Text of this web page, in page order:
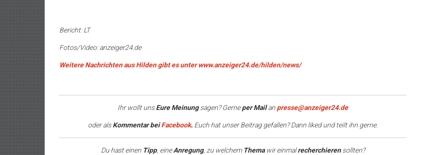
Bericht: LT
Fotos/Video: anzeiger24.de
Weitere Nachrichten aus Hilden gibt es unter www.anzeiger24.de/hilden/news/
Ihr wollt unsEure Meinungsagen? Gerneper Mailanpresse@anzeiger24.de
oder alsKommentar beiFacebook. Euch hat unser Beitrag gefallen? Dann liked und teilt ihn gerne.
Du hast einen Tipp, eineAnregung, zu welchem Themawir einmalrecherchierensollten?